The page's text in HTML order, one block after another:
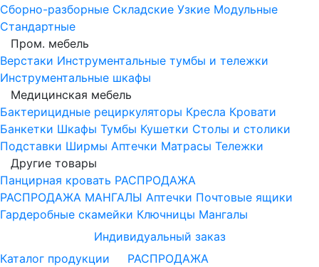
Сборно-разборные Складские Узкие Модульные
Стандартные
Пром. мебель
Верстаки Инструментальные тумбы и тележки
Инструментальные шкафы
Медицинская мебель
Бактерицидные рециркуляторы Кресла Кровати
Банкетки Шкафы Тумбы Кушетки Столы и столики
Подставки Ширмы Аптечки Матрасы Тележки
Другие товары
Панцирная кровать РАСПРОДАЖА
РАСПРОДАЖА МАНГАЛЫ Аптечки Почтовые ящики
Гардеробные скамейки Ключницы Мангалы
Индивидуальный заказ
Каталог продукции
РАСПРОДАЖА